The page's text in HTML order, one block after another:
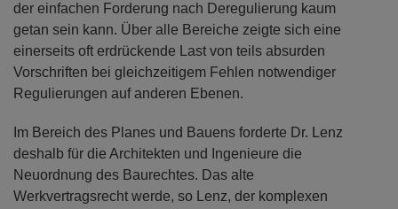
der einfachen Forderung nach Deregulierung kaum
getan sein kann. Über alle Bereiche zeigte sich eine
einerseits oft erdrückende Last von teils absurden
Vorschriften bei gleichzeitigem Fehlen notwendiger
Regulierungen auf anderen Ebenen.
Im Bereich des Planes und Bauens forderte Dr. Lenz
deshalb für die Architekten und Ingenieure die
Neuordnung des Baurechtes. Das alte
Werkvertragsrecht werde, so Lenz, der komplexen